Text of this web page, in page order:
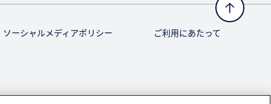
ソーシャルメディアポリシー ご利用にあたって